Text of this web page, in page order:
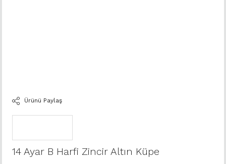
Ürünü Paylaş
14 Ayar B Harfi Zincir Altın Küpe